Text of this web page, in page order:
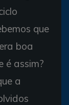
que
boa
é assim?
a